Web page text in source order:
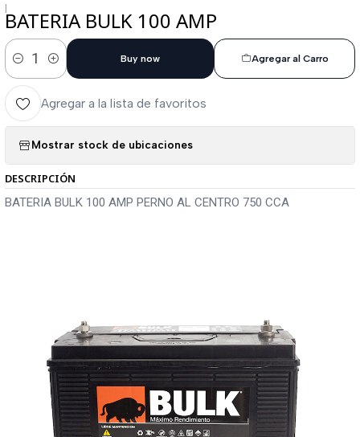
|BATERIA BULK 100 AMP
Cantidad
Agregar al Carro
Buy now
Agregar a la lista de favoritos
Mostrar stock de ubicaciones
DESCRIPCIÓN
BATERIA BULK 100 AMP PERNO AL CENTRO 750 CCA